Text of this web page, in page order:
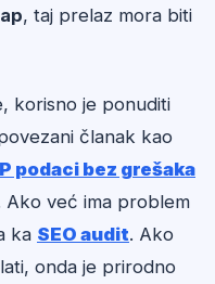
, taj prelaz mora biti
korisno je ponuditi
članak kao
podaci bez grešaka
Ako već ima problem
ka SEO audit. Ako
onda je prirodno